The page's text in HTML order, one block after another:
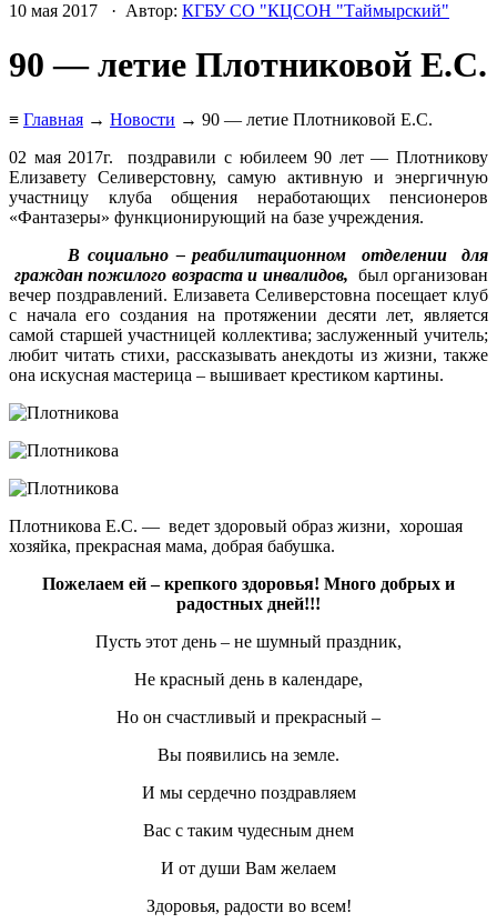
10 мая 2017 · Автор: КГБУ СО "КЦСОН "Таймырский"
90 — летие Плотниковой Е.С.
≡ Главная → Новости → 90 — летие Плотниковой Е.С.
02 мая 2017г. поздравили с юбилеем 90 лет — Плотникову
Елизавету Селиверстовну, самую активную и энергичную
участницу клуба общения неработающих пенсионеров
«Фантазеры» функционирующий на базе учреждения.
В социально – реабилитационном отделении для
граждан пожилого возраста и инвалидов, был организован
вечер поздравлений. Елизавета Селиверстовна посещает клуб
с начала его создания на протяжении десяти лет, является
самой старшей участницей коллектива; заслуженный учитель;
любит читать стихи, рассказывать анекдоты из жизни, также
она искусная мастерица – вышивает крестиком картины.
Плотникова Е.С. — ведет здоровый образ жизни, хорошая
хозяйка, прекрасная мама, добрая бабушка.
Пожелаем ей – крепкого здоровья! Много добрых и
радостных дней!!!
Пусть этот день – не шумный праздник,
Не красный день в календаре,
Но он счастливый и прекрасный –
Вы появились на земле.
И мы сердечно поздравляем
Вас с таким чудесным днем
И от души Вам желаем
Здоровья, радости во всем!